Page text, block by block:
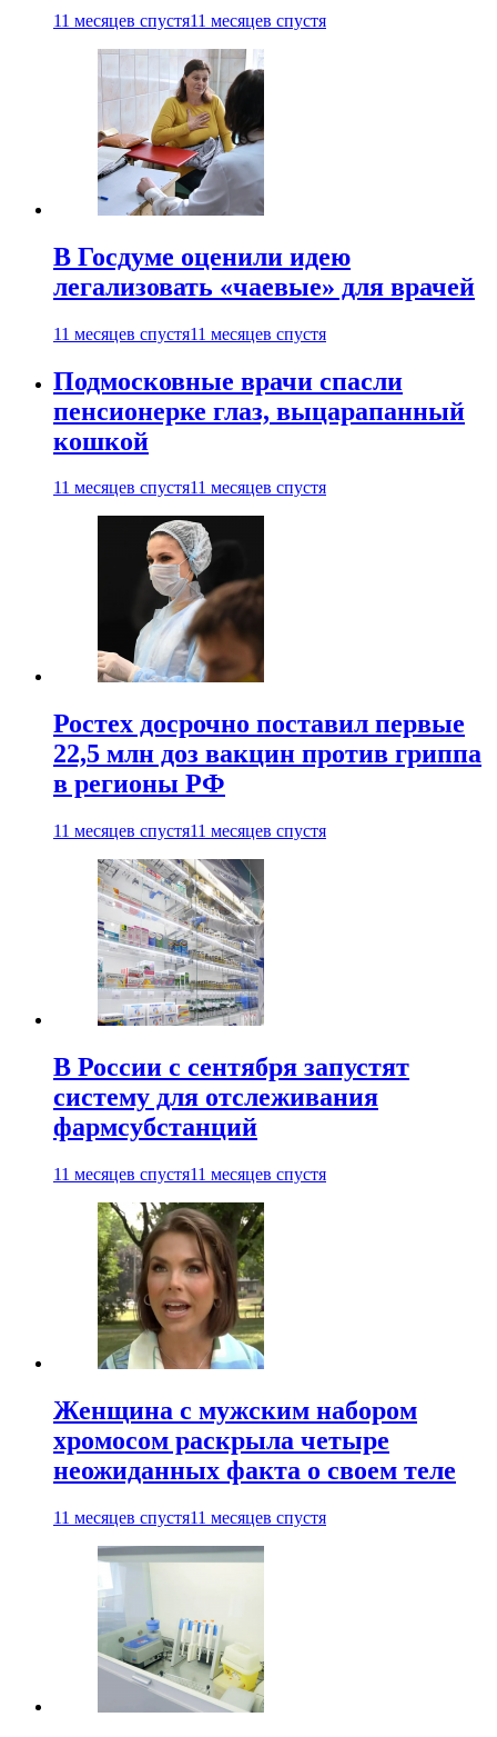
11 месяцев спустя11 месяцев спустя
В Госдуме оценили идею
легализовать «чаевые» для врачей
11 месяцев спустя11 месяцев спустя
Подмосковные врачи спасли
пенсионерке глаз, выцарапанный
кошкой
11 месяцев спустя11 месяцев спустя
Ростех досрочно поставил первые
22,5 млн доз вакцин против гриппа
в регионы РФ
11 месяцев спустя11 месяцев спустя
В России с сентября запустят
систему для отслеживания
фармсубстанций
11 месяцев спустя11 месяцев спустя
Женщина с мужским набором
хромосом раскрыла четыре
неожиданных факта о своем теле
11 месяцев спустя11 месяцев спустя